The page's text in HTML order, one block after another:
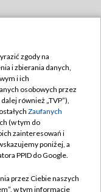
zgody na
i zbierania danych,
i ich
osobowych przez
również „TVP”),
Zaufanych
(w tym do
zainteresowań i
poniżej, a
PPID do Google.
przez Ciebie naszych
w tym informacje